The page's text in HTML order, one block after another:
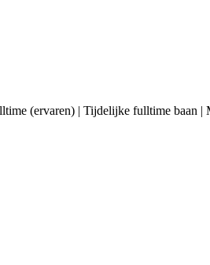
(ervaren) | Tijdelijke fulltime baan